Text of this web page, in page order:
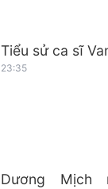
Tiểu sử ca sĩ
23:35
Dương Mịch